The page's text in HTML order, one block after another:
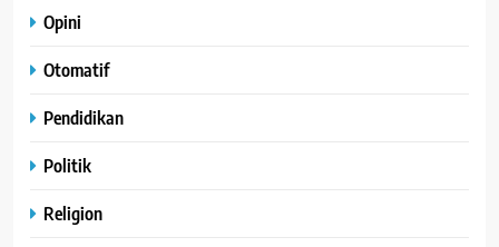
Opini
Otomatif
Pendidikan
Politik
Religion